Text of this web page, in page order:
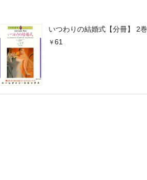
いつわりの結婚式【分冊】 2巻
61